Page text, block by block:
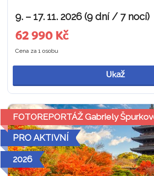
9. – 17. 11. 2026 (9 dní / 7 nocí)
62 990 Kč
Cena za 1 osobu
Ukaž
FOTOREPORTÁŽ Gabriely
PRO AKTIVNÍ
2026